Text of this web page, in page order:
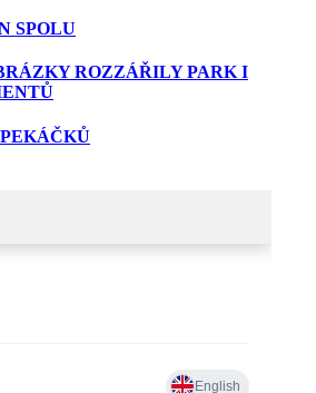
SPOLU
ROZZÁŘILY PARK I